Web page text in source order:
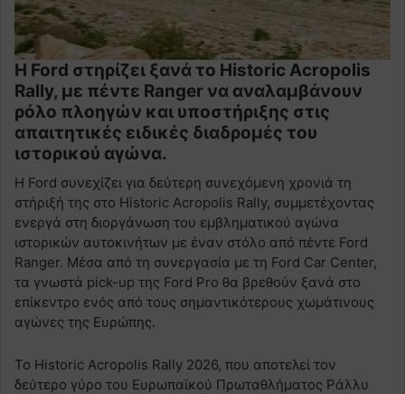
Η Ford στηρίζει ξανά το Historic Acropolis
Rally, με πέντε Ranger να αναλαμβάνουν
ρόλο πλοηγών και υποστήριξης στις
απαιτητικές ειδικές διαδρομές του
ιστορικού αγώνα.
Η Ford συνεχίζει για δεύτερη συνεχόμενη χρονιά τη
στήριξή της στο Historic Acropolis Rally, συμμετέχοντας
ενεργά στη διοργάνωση του εμβληματικού αγώνα
ιστορικών αυτοκινήτων με έναν στόλο από πέντε Ford
Ranger. Μέσα από τη συνεργασία με τη Ford Car Center,
τα γνωστά pick-up της Ford Pro θα βρεθούν ξανά στο
επίκεντρο ενός από τους σημαντικότερους χωμάτινους
αγώνες της Ευρώπης.
Το Historic Acropolis Rally 2026, που αποτελεί τον
δεύτερο γύρο του Ευρωπαϊκού Πρωταθλήματος Ράλλυ